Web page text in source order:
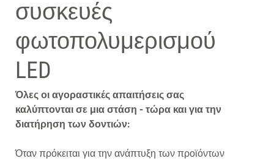
συσκευές
φωτοπολυμερισμού
LED
Όλες οι αγοραστικές απαιτήσεις σας
καλύπτονται σε μια στάση - τώρα και για την
διατήρηση των δοντιών:
Όταν πρόκειται για την ανάπτυξη των προϊόντων